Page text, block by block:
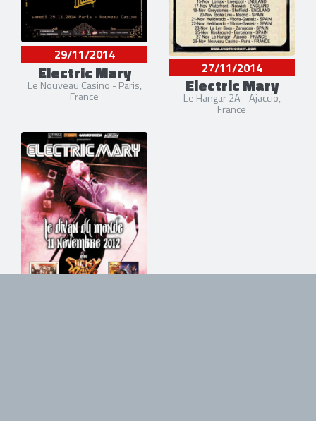
29/11/2014
Electric Mary
Le Nouveau Casino - Paris,
France
27/11/2014
Electric Mary
Le Hangar 2A - Ajaccio,
France